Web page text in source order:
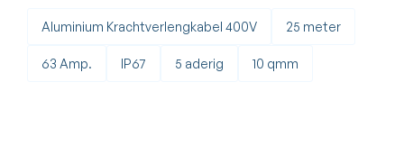
Aluminium Krachtverlengkabel 400V 25 meter
63 Amp. IP67 5 aderig 10 qmm